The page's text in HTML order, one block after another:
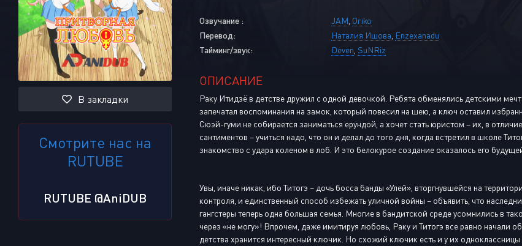
В закладки
Смотрите нас на
RUTUBE
RUTUBE @AniDUB
Озвучание : JAM Oriko
Перевод:
Наталия Ишова Enzexanadu
Тайминг/звук:
Deven SuNRiz
ОПИСАНИЕ
Раку Итидзё в детстве дружил с одной девочкой. Ребята обменялись детскими
запечатал воспоминания на замок, который повесил на шею, а ключ оставил
Сюэй-гуми не собирается заниматься ерундой, а хочет стать юристом – их, в
сантиментов – учиться надо, что он и делал до того дня, когда встретил в школе
знакомство с удара коленом в лоб. И это белокурое создание оказалось его
Увы, иначе никак, ибо Титогэ – дочь босса банды «Улей», вторгнувшейся на
контроля, и единственный способ избежать уличной войны – объявить, что
гангстеры теперь одна большая семья. Многие в бандитской среде усомнились в
через «не могу»! Впрочем, даже имитируя любовь, Раку и Титогэ все равно начали
детства хранится интересный ключик. Но схожий ключик есть и у их